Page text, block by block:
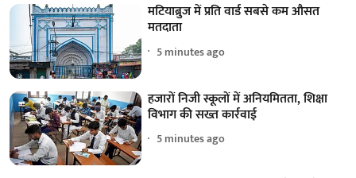
मटियाब्रुज में प्रति वार्ड सबसे कम औसत
मतदाता
5 minutes ago
हजारों निजी स्कूलों में अनियमितता, शिक्षा
विभाग की सख्त कार्रवाई
5 minutes ago